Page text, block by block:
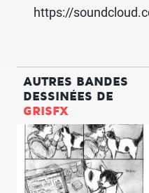
https://
AUTRES BANDES
DESSINÉES DE
GRISFX